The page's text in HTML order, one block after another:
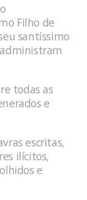
Filho de
santíssimo
todas as
e
escritas,
ilícitos,
e